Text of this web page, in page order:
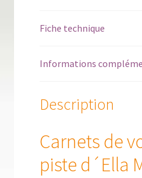
Fiche technique
Informations
Description
Carnets de
piste d´Ella